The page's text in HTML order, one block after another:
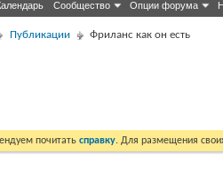
Сообщество Опции форума
Публикации Фриланс как он есть
почитать справку. Для размещения